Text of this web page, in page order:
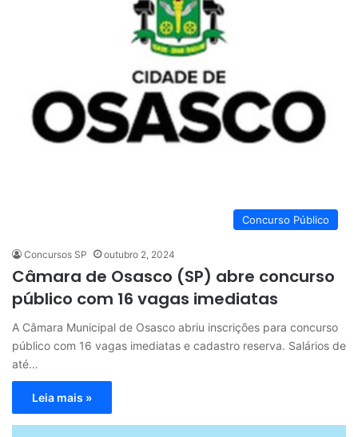
Concurso Público
Concursos SP outubro 2, 2024
Câmara de Osasco (SP) abre concurso
público com 16 vagas imediatas
A Câmara Municipal de Osasco abriu inscrições para concurso
público com 16 vagas imediatas e cadastro reserva. Salários de
até…
Leia mais »